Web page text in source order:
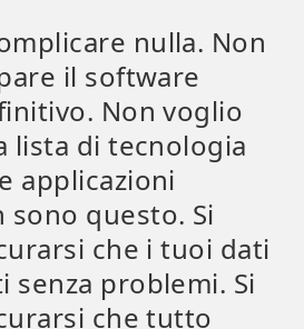
nulla. Non
il software
Non voglio
lista di tecnologia
applicazioni
sono questo. Si
che i tuoi dati
problemi. Si
che tutto